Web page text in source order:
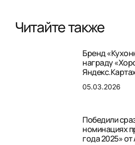
Читайте также
Бренд
награду
05.03.2026
Победили
номинациях
года 2025» от